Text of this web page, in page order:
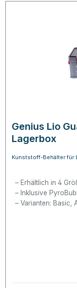
Genius Lio
Lagerbox
Kunststoff-Behälter für
Erhältlich in 4
Inklusive
Varianten: Basic,